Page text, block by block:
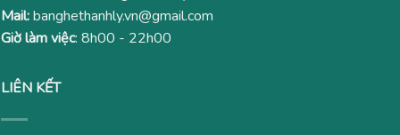
Mail:banghethanhly.vn@gmail.com
Giờ làm việc: 8h00 - 22h00
LIÊN KẾT